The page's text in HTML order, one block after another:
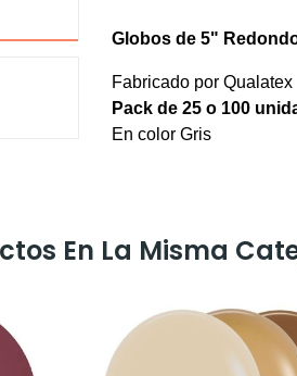
Globos de 5"
Fabricado por Qualatex
Pack de 25 o 100
En color Gris
En La Misma